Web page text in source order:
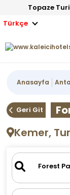
Topaze
Türkçe
Anasayfa
Geri Git
Kemer,